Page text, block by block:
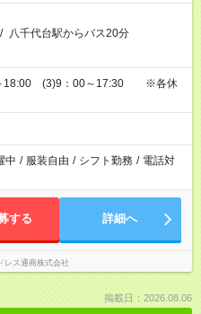
/ 八千代台駅からバス20分
18:00 (3)9：00～17:30 ※各休
中 / 服装自由 / シフト勤務 / 電話対
する 詳細へ
レス通商株式会社
掲載日：2026.08.06